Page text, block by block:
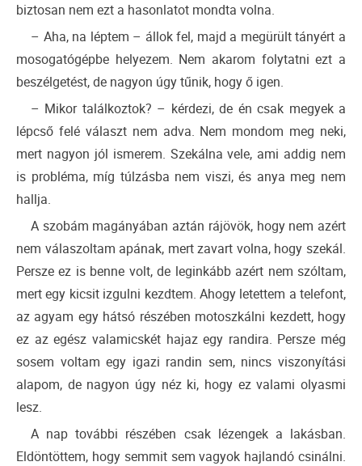
biztosan nem ezt a hasonlatot mondta volna.
– Aha, na léptem – állok fel, majd a megürült tányért a
mosogatógépbe helyezem. Nem akarom folytatni ezt a
beszélgetést, de nagyon úgy tűnik, hogy ő igen.
– Mikor találkoztok? – kérdezi, de én csak megyek a
lépcső felé választ nem adva. Nem mondom meg neki,
mert nagyon jól ismerem. Szekálna vele, ami addig nem
is probléma, míg túlzásba nem viszi, és anya meg nem
hallja.
A szobám magányában aztán rájövök, hogy nem azért
nem válaszoltam apának, mert zavart volna, hogy szekál.
Persze ez is benne volt, de leginkább azért nem szóltam,
mert egy kicsit izgulni kezdtem. Ahogy letettem a telefont,
az agyam egy hátsó részében motoszkálni kezdett, hogy
ez az egész valamicskét hajaz egy randira. Persze még
sosem voltam egy igazi randin sem, nincs viszonyítási
alapom, de nagyon úgy néz ki, hogy ez valami olyasmi
lesz.
A nap további részében csak lézengek a lakásban.
Eldöntöttem, hogy semmit sem vagyok hajlandó csinálni.